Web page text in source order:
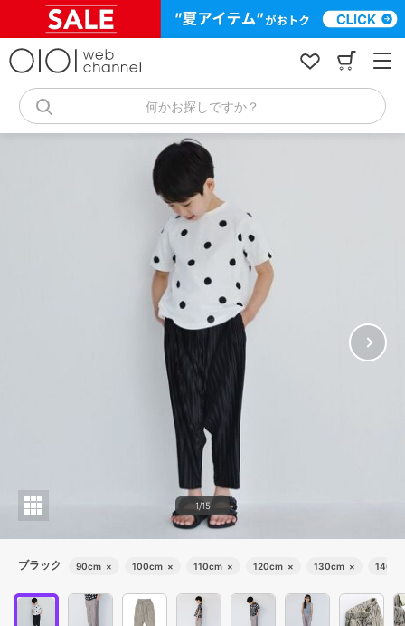
キ
何かお探しですか？
1/15
ブラック 90cm × 100cm × 110cm × 120cm × 130cm × 140cm